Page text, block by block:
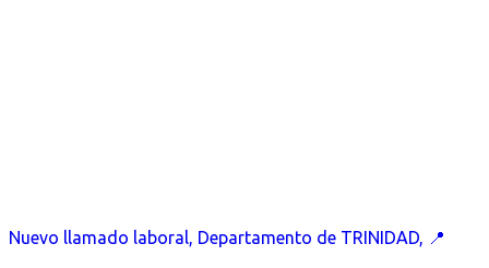
Nuevo llamado laboral, Departamento de TRINIDAD, 📍